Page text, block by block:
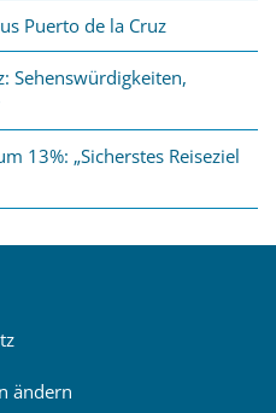
Puerto de la Cruz
Sehenswürdigkeiten,
13%: „Sicherstes Reiseziel
ändern